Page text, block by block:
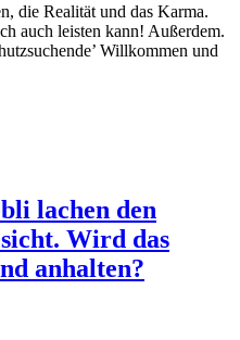
die Realität und das Karma.
auch leisten kann! Außerdem.
Willkommen und
lachen den
Wird das
anhalten?